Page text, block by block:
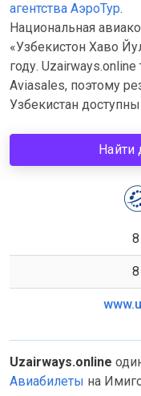
агентства АэроТур.
Национальная
«Узбекистон Хаво
году.
Aviasales, поэтому
Узбекистан доступны
Uzairways.online
Авиабилеты на